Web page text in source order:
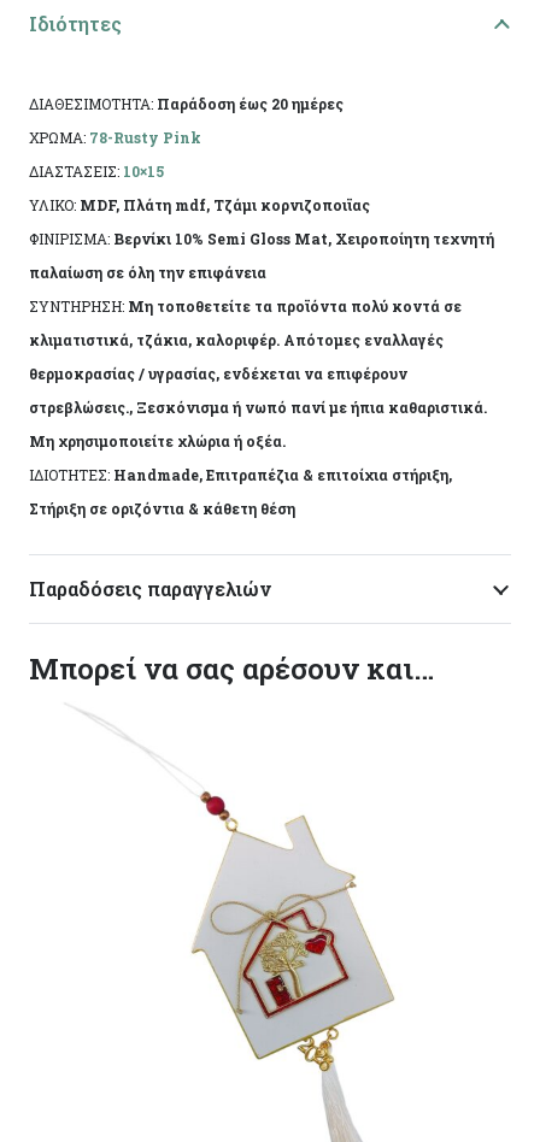
προστατευτικό βερνίκι. Το αντικείμενο ενδέχεται
Ιδιότητες
ΔΙΑΘΕΣΙΜΟΤΗΤΑ: Παράδοση έως 20 ημέρες
ΧΡΩΜΑ: 78-Rusty Pink
ΔΙΑΣΤΑΣΕΙΣ: 10×15
ΥΛΙΚΟ: MDF, Πλάτη mdf, Τζάμι κορνιζοποιϊας
ΦΙΝΙΡΙΣΜΑ: Βερνίκι 10% Semi Gloss Mat, Χειροποίητη τεχνητή
παλαίωση σε όλη την επιφάνεια
ΣΥΝΤΗΡΗΣΗ: Μη τοποθετείτε τα προϊόντα πολύ κοντά σε
κλιματιστικά, τζάκια, καλοριφέρ. Απότομες εναλλαγές
θερμοκρασίας / υγρασίας, ενδέχεται να επιφέρουν
στρεβλώσεις., Ξεσκόνισμα ή νωπό πανί με ήπια καθαριστικά.
Μη χρησιμοποιείτε χλώρια ή οξέα.
ΙΔΙΟΤΗΤΕΣ: Handmade, Επιτραπέζια & επιτοίχια στήριξη,
Στήριξη σε οριζόντια & κάθετη θέση
Παραδόσεις παραγγελιών
Μπορεί να σας αρέσουν και…